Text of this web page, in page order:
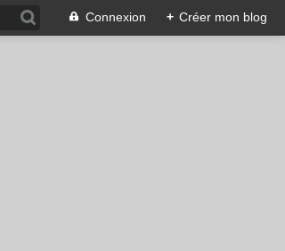
Connexion + Créer mon blog